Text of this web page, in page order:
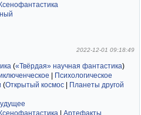
Ксенофантастика
2022-12-01 09:18:49
(«Твёрдая» научная фантастика)
Психологическое
(Открытый космос
Планеты другой
Ксенофантастика
Артефакты